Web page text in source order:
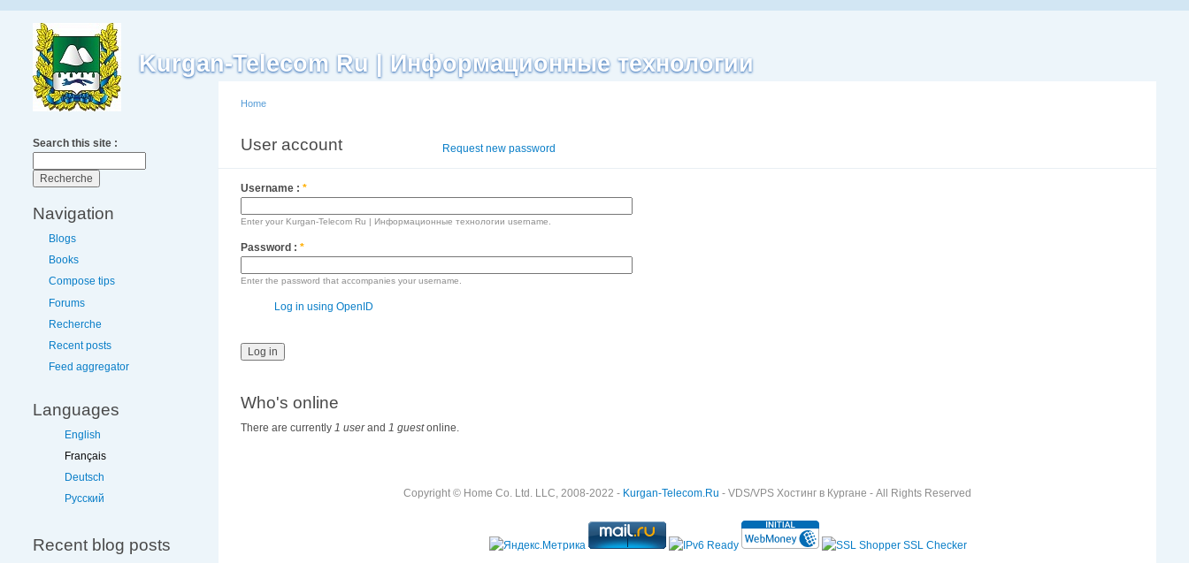
Kurgan-Telecom Ru | Информационные технологии
Search this site :
Navigation
Blogs
Books
Compose tips
Forums
Recherche
Recent posts
Feed aggregator
Languages
English
Français
Deutsch
Русский
Recent blog posts
Home
User account Request new password
Username : *
Enter your Kurgan-Telecom Ru | Информационные технологии username.
Password : *
Enter the password that accompanies your username.
Log in using OpenID
Who's online
There are currently 1 userand 1 guestonline.
Copyright © Home Co. Ltd. LLC, 2008-2022 - Kurgan-Telecom.Ru - VDS/VPS Хостинг в Кургане - All Rights Reserved